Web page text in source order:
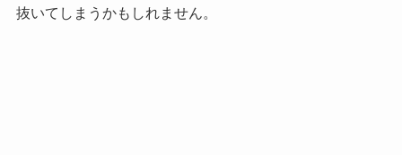
抜いてしまうかもしれません。